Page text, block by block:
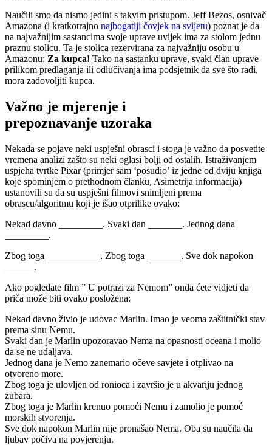
Naučili smo da nismo jedini s takvim pristupom. Jeff Bezos, osnivač
Amazona (i kratkotrajno najbogatiji čovjek na svijetu) poznat je da
na najvažnijim sastancima svoje uprave uvijek ima za stolom jednu
praznu stolicu. Ta je stolica rezervirana za najvažniju osobu u
Amazonu: Za kupca! Tako na sastanku uprave, svaki član uprave
prilikom predlaganja ili odlučivanja ima podsjetnik da sve što radi,
mora zadovoljiti kupca.
Važno je mjerenje i
prepoznavanje uzoraka
Nekada se pojave neki uspješni obrasci i stoga je važno da posvetite
vremena analizi zašto su neki oglasi bolji od ostalih. Istraživanjem
uspjeha tvrtke Pixar (primjer sam ‘posudio’ iz jedne od dviju knjiga
koje spominjem o prethodnom članku, Asimetrija informacija)
ustanovili su da su uspješni filmovi snimljeni prema
obrascu/algoritmu koji je išao otprilike ovako:
Nekad davno _________. Svaki dan _______. Jednog dana
_________.
Zbog toga ___________. Zbog toga _______. Sve dok napokon
______.
Ako pogledate film ” U potrazi za Nemom” onda ćete vidjeti da
priča može biti ovako posložena:
Nekad davno živio je udovac Marlin. Imao je veoma zaštitnički stav
prema sinu Nemu.
Svaki dan je Marlin upozoravao Nema na opasnosti oceana i molio
da se ne udaljava.
Jednog dana je Nemo zanemario očeve savjete i otplivao na
otvoreno more.
Zbog toga je ulovljen od ronioca i završio je u akvariju jednog
zubara.
Zbog toga je Marlin krenuo pomoći Nemu i zamolio je pomoć
morskih stvorenja.
Sve dok napokon Marlin nije pronašao Nema. Oba su naučila da
ljubav počiva na povjerenju.